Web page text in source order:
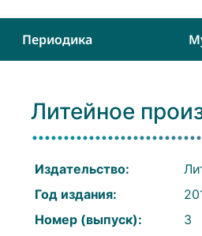
Периодика
Литейное
Издательство:
Год издания:
Номер (выпуск):
3